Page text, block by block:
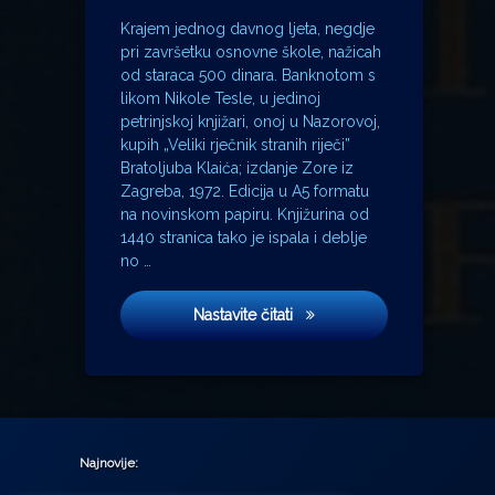
Krajem jednog davnog ljeta, negdje
pri završetku osnovne škole, nažicah
od staraca 500 dinara. Banknotom s
likom Nikole Tesle, u jedinoj
petrinjskoj knjižari, onoj u Nazorovoj,
kupih „Veliki rječnik stranih riječi”
Bratoljuba Klaića; izdanje Zore iz
Zagreba, 1972. Edicija u A5 formatu
na novinskom papiru. Knjižurina od
1440 stranica tako je ispala i deblje
no …
Nastavite čitatiStrateški partner
Najnovije: